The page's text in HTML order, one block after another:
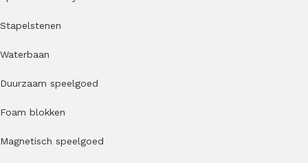
Stapelstenen
Waterbaan
Duurzaam speelgoed
Foam blokken
Magnetisch speelgoed